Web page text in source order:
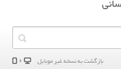
بازگشت به نسخه غير موبایل